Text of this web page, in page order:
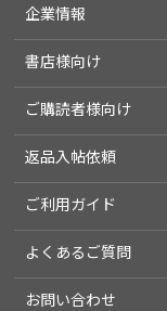
企業情報
書店様向け
ご購読者様向け
返品入帖依頼
ご利用ガイド
よくあるご質問
お問い合わせ